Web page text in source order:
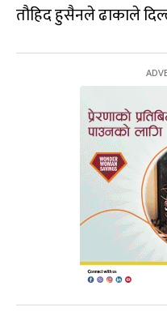
तौहिद हुसैनले ढाकाले